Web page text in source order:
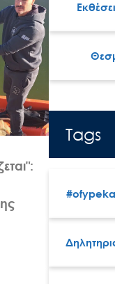
Tags
#ofypeka